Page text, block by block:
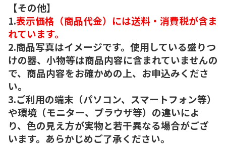
【その他】
1.表示価格（商品代金）には送料・消費税が含ま
れています。
2.商品写真はイメージです。使用している盛りつ
けの器、小物等は商品内容に含まれていませんの
で、商品内容をお確かめの上、お申込みくださ
い。
3.ご利用の端末（パソコン、スマートフォン等）
や環境（モニター、ブラウザ等）の違いによ
り、色の見え方が実物と若干異なる場合がござ
います。あらかじめご了承ください。